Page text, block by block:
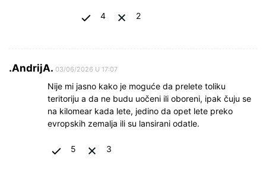
4 2
.AndrijA. 03/06/2026 U 17:07
Nije mi jasno kako je moguće da prelete toliku
teritoriju a da ne budu uočeni ili oboreni, ipak čuju se
na kilomear kada lete, jedino da opet lete preko
evropskih zemalja ili su lansirani odatle.
5 3